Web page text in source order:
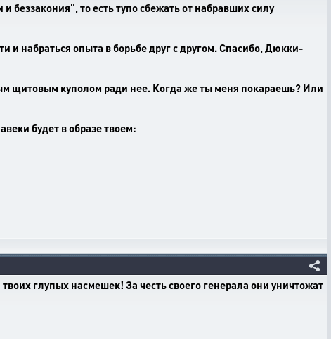
беззакония", то есть тупо сбежать от набравших силу
и набраться опыта в борьбе друг с другом. Спасибо, Дюкки-
щитовым куполом ради нее. Когда же ты меня покараешь? Или
будет в образе твоем:
глупых насмешек! За честь своего генерала они уничтожат